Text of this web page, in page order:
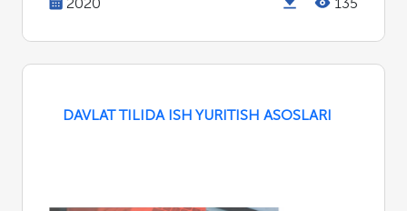
DAVLAT TILIDA ISH YURITISH ASOSLARI